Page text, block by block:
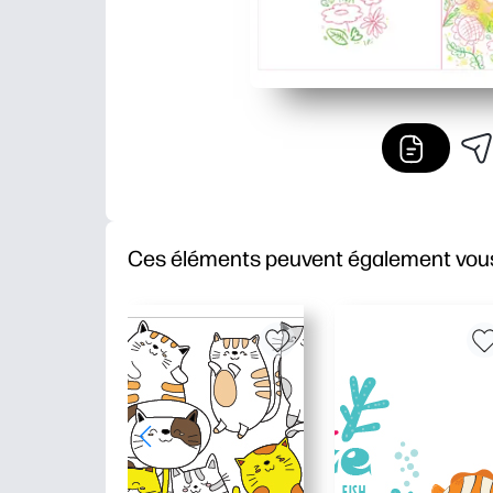
Ces éléments peuvent également